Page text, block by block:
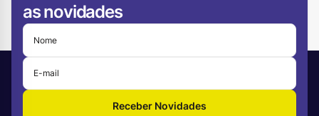
as novidades
Receber Novidades